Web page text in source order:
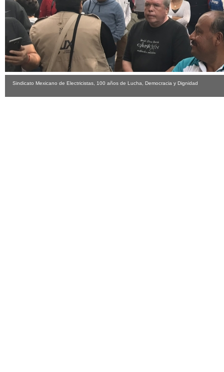
Sindicato Mexicano de Electricistas, 100 años de Lucha, Democracia y Dignidad